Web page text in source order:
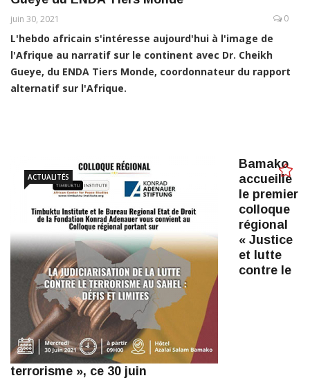
juin 30, 2021 0
L'hebdo africain s'intéresse aujourd'hui à l'image de
l'Afrique au narratif sur le continent avec Dr. Cheikh
Gueye, du ENDA Tiers Monde, coordonnateur du rapport
alternatif sur l'Afrique.
ACTUALITÉS
Bamako
accueille
le premier
colloque
régional
« Justice
et lutte
contre le
terrorisme », ce 30 juin